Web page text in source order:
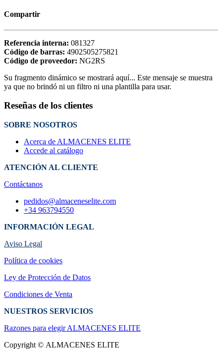
Compartir
Referencia interna: 081327
Código de barras: 4902505275821
Código de proveedor: NG2RS
Su fragmento dinámico se mostrará aquí... Este mensaje se muestra
ya que no brindó ni un filtro ni una plantilla para usar.
Reseñas de los clientes
SOBRE NOSOTROS
Acerca de ALMACENES ELITE
Accede al catálogo
ATENCIÓN AL CLIENTE
Contáctanos
pedidos@almaceneselite.com
+34 963794550
INFORMACIÓN LEGAL
Aviso Legal
Política de cookies
Ley de Protección de Datos
Condiciones de Venta
NUESTROS SERVICIOS
Razones para elegir ALMACENES ELI​TE
Copyright © ALMACENES ELITE